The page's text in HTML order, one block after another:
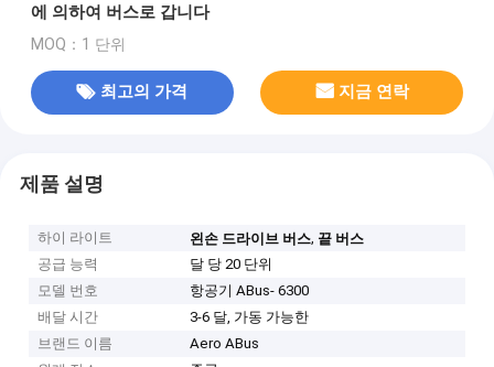
에 의하여 버스로 갑니다
MOQ：1 단위
최고의 가격 지금 연락
제품 설명
하이 라이트 왼손 드라이브 버스, 끝 버스
공급 능력
달 당 20 단위
모델 번호
항공기 ABus- 6300
배달 시간
3-6 달, 가동 가능한
브랜드 이름
Aero ABus